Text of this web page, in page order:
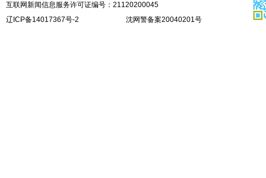
互联网新闻信息服务许可证编号：21120200045
辽ICP备14017367号-2
沈网警备案20040201号